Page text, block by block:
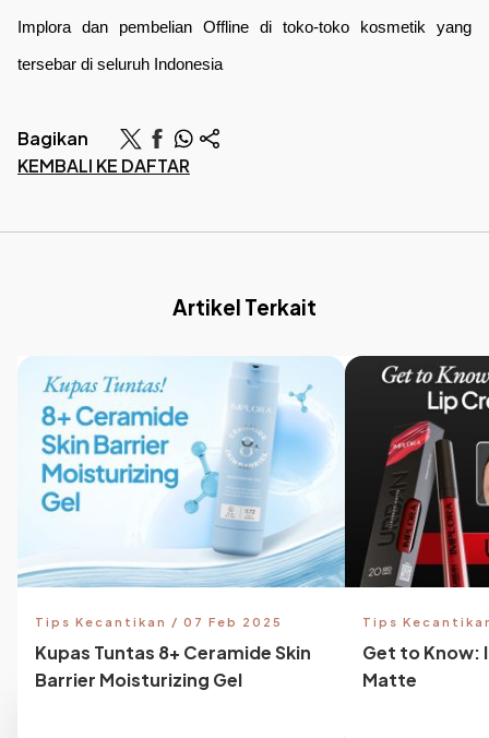
Implora dan pembelian Offline di toko-toko kosmetik yang
tersebar di seluruh Indonesia
KEMBALI KE DAFTAR
Bagikan
Artikel Terkait
Tips Kecantikan / 07 Feb 2025
Kupas Tuntas 8+ Ceramide Skin
Barrier Moisturizing Gel
Tips
Get to Know:
Matte